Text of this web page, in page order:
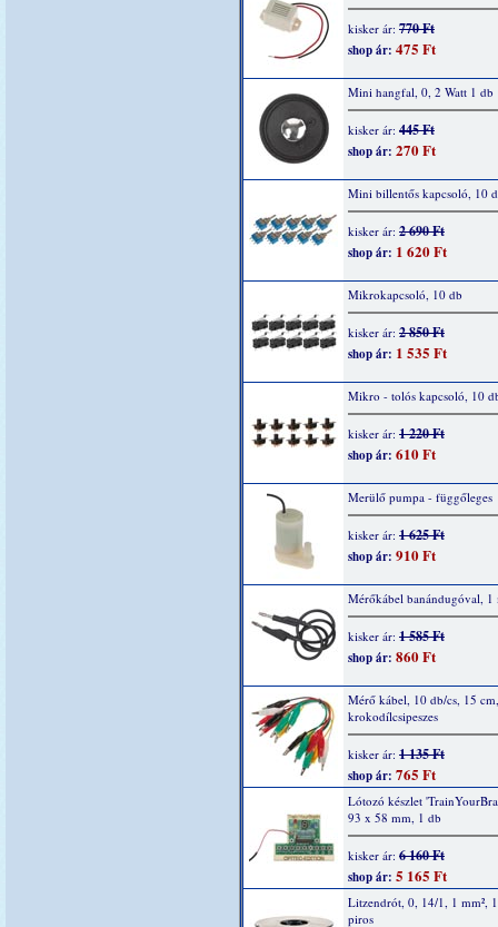
kisker ár: 770 Ft
shop ár: 475 Ft
Mini hangfal, 0, 2 Watt 1 db
kisker ár: 445 Ft
shop ár: 270 Ft
Mini billentős kapcsoló, 10
kisker ár: 2 690 Ft
shop ár: 1 620 Ft
Mikrokapcsoló, 10 db
kisker ár: 2 850 Ft
shop ár: 1 535 Ft
Mikro - tolós kapcsoló, 10
kisker ár: 1 220 Ft
shop ár: 610 Ft
Merülő pumpa - függőleges
kisker ár: 1 625 Ft
shop ár: 910 Ft
Mérőkábel banándugóval, 1
kisker ár: 1 585 Ft
shop ár: 860 Ft
Mérő kábel, 10 db/cs, 15 cm,
krokodílcsipeszes
kisker ár: 1 135 Ft
shop ár: 765 Ft
Lótozó készlet
93 x 58 mm, 1 db
kisker ár: 6 160 Ft
shop ár: 5 165 Ft
Litzendrót, 0, 14/1, 1 mm²,
piros